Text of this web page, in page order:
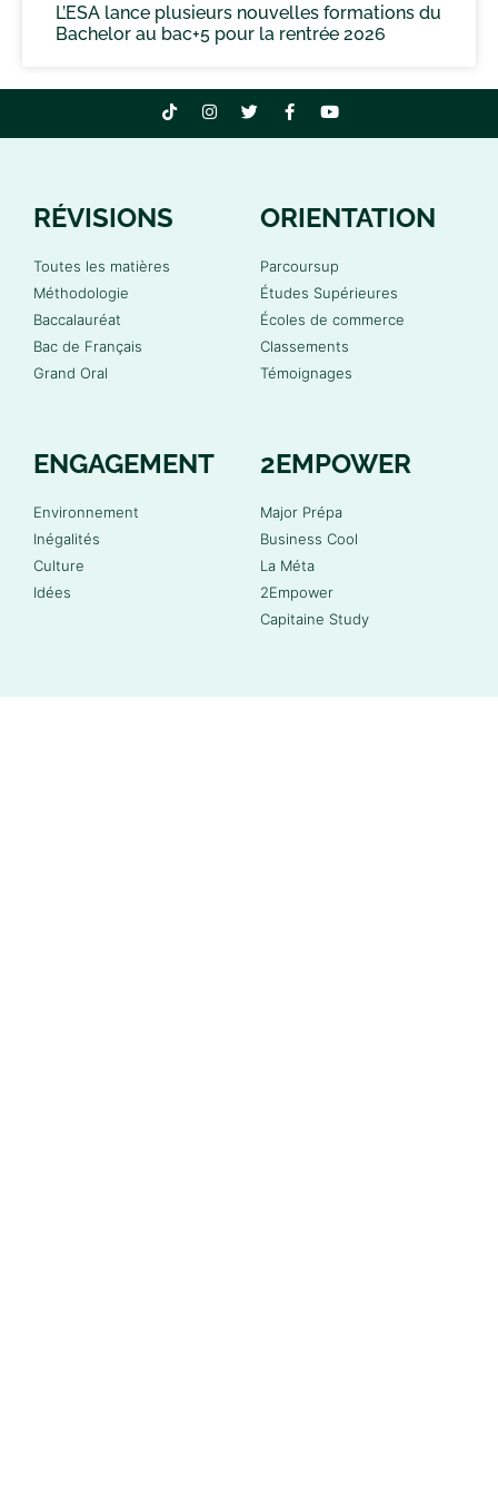
L’ESA lance plusieurs nouvelles formations du
Bachelor au bac+5 pour la rentrée 2026
RÉVISIONS
Toutes les matières
Méthodologie
Baccalauréat
Bac de Français
Grand Oral
ORIENTATION
Parcoursup
Études Supérieures
Écoles de commerce
Classements
Témoignages
ENGAGEMENT
Environnement
Inégalités
Culture
Idées
2EMPOWER
Major Prépa
Business Cool
La Méta
2Empower
Capitaine Study